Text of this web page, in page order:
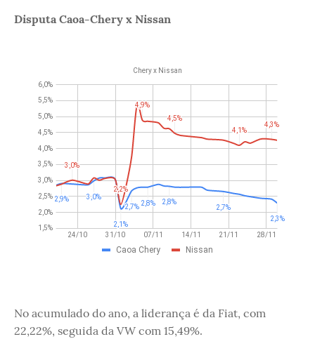
Disputa Caoa-Chery x Nissan
No acumulado do ano, a liderança é da Fiat, com
22,22%, seguida da VW com 15,49%.